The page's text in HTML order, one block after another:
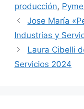
producción,
Jose María
Industrias y
Laura Cibelli
Servicios 2024